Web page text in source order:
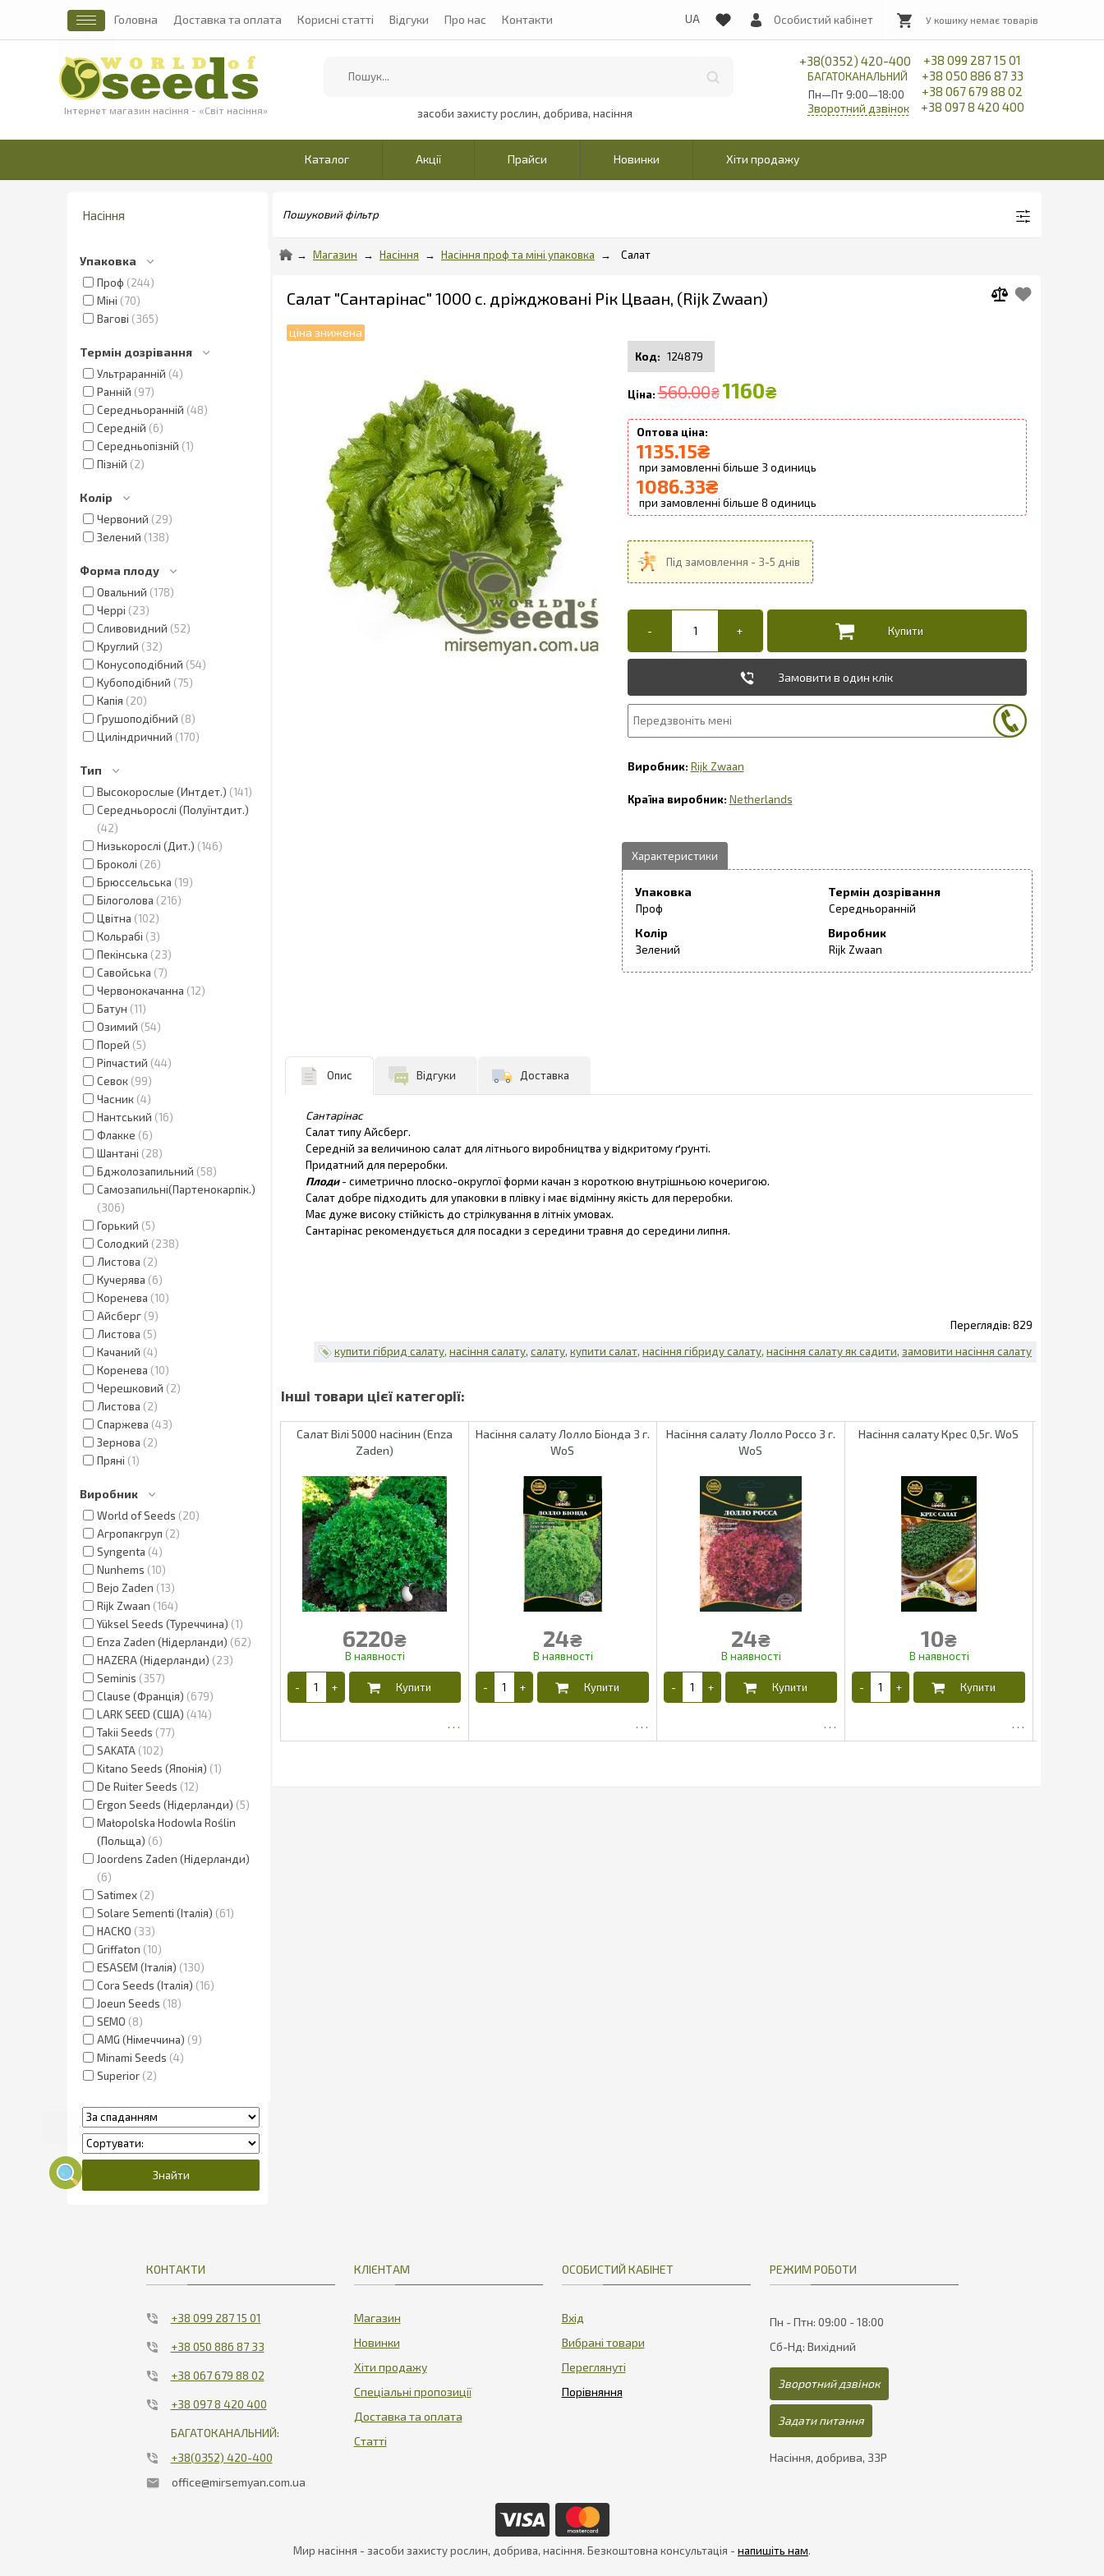
Головна Доставка та оплата Корисні статті Відгуки Про нас Контакти Особистий кабінет
Інтернет магазин насіння - «Світ насіння» засоби захисту рослин, добрива, насіння
+38(0352) 420-400
БАГАТОКАНАЛЬНИЙ
Пн—Пт 9:00—18:00
+38 099 287 15 01
+38 050 886 87 33
+38 067 679 88 02
+38 097 8 420 400
Зворотний дзвінок
Каталог Акції Прайси Новинки Хіти продажу
Насіння
Упаковка
Проф
244
Міні
70
Вагові
365
Термін дозрівання
Ультраранній 4
Ранній
97
Середньоранній 48
Середній
6
Середньопізній 1
Пізній
2
Колір
Червоний
29
Зелений 138
Форма плоду
Овальний 178
Черрі
23
Сливовидний
52
Круглий
32
Конусоподібний
54
Кубоподібний
75
Капія
20
Грушоподібний
8
Циліндричний 170
Тип
Высокорослые (Интдет.) 141
Середньорослі (Полуїнтдит.)
42
Низькорослі (Дит.) 146
Броколі
26
Брюссельська 19
Білоголова
216
Цвітна 102
Кольрабі
3
Пекінська
23
Савойська
7
Червонокачанна 12
Батун 11
Озимий
54
Порей
5
Ріпчастий 44
Севок 99
Часник 4
Нантський 16
Флакке
6
Шантані
28
Бджолозапильний
58
Самозапильні(Партенокарпік.)
306
Горький
5
Солодкий
238
Листова
2
Кучерява
6
Коренева 10
Айсберг 9
Листова
5
Качаний 4
Коренева 10
Черешковий
2
Листова
2
Спаржева 43
Зернова
2
Пряні 1
Виробник
World of Seeds
20
Агропакгруп
2
Syngenta 4
Nunhems 10
Bejo Zaden 13
Rijk Zwaan 164
Yüksel Seeds (Туреччина) 1
Enza Zaden (Нідерланди)
62
HAZERA (Нідерланди)
23
Seminis
357
Clause (Франція)
679
LARK SEED (США) 414
Takii Seeds
77
SAKATA 102
Kitano Seeds (Японія) 1
De Ruiter Seeds 12
Ergon Seeds (Нідерланди)
5
Małopolska Hodowla Roślin
(Польща)
6
Joordens Zaden (Нідерланди)
6
Satimex 2
Solare Sementi (Італія)
61
НАСКО
33
Griffaton 10
ESASEM (Італія) 130
Cora Seeds (Італія) 16
Joeun Seeds 18
SEMO
8
AMG (Німеччина)
9
Minami Seeds 4
Superior 2
Пошуковий фільтр
Магазин Насіння Насіння проф та міні упаковка Салат
Салат "Сантарінас" 1000 с. дріжджовані Рік Цваан, (Rijk Zwaan)
124879
560.00₴1160₴
1135.15₴
3
1086.33₴
8
Замовити в один клік
Rijk Zwaan
Netherlands
Упаковка
Проф
Термін дозрівання
Середньоранній
Колір
Зелений
Виробник
Rijk Zwaan
Опис Відгуки Доставка
Сантарінас
Салат типу Айсберг.
Середній за величиною салат для літнього виробництва у відкритому ґрунті.
Придатний для переробки.
Плоди- симетрично плоско-округлої форми качан з короткою внутрішньою кочеригою.
Салат добре підходить для упаковки в плівку і має відмінну якість для переробки.
Має дуже високу стійкість до стрілкування в літніх умовах.
Сантарінас рекомендується для посадки з середини травня до середини липня.
829
купити гібрид салату насіння салату салату купити салат насіння гібриду салату насіння салату як садити замовити насіння салату
Салат Вілі 5000 насінин (Enza
Zaden)
6220₴
Насіння салату Лолло Біонда 3 г.
WoS
24₴
Насіння салату Лолло Россо 3 г.
WoS
24₴
Насіння салату Крес 0,5г. WoS
10₴
КОНТАКТИ
+38 099 287 15 01
+38 050 886 87 33
+38 067 679 88 02
+38 097 8 420 400
БАГАТОКАНАЛЬНИЙ:
+38(0352) 420-400
office@mirsemyan.com.ua
КЛІЄНТАМ
Магазин
Новинки
Хіти продажу
Спеціальні пропозиції
Доставка та оплата
Статті
ОСОБИСТИЙ КАБІНЕТ
Вхід
Вибрані товари
Переглянуті
РЕЖИМ РОБОТИ
Пн - Птн: 09:00 - 18:00
Сб-Нд: Вихідний
Зворотний дзвінок
Задати питання
Насіння, добрива, ЗЗР
Мир насіння - засоби захисту рослин, добрива, насіння. Безкоштовна консультація - напишіть нам.